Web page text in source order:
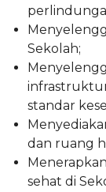
Sekolah;
standar
dan ruang
sehat di